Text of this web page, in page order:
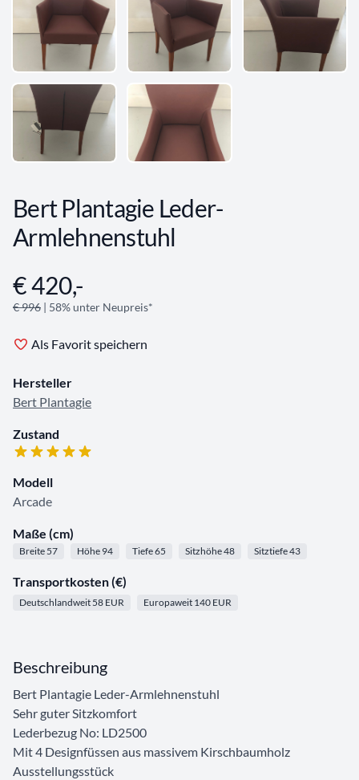
Bert Plantagie Leder-
Armlehnenstuhl
Angebotsinformationen
€ 420,-
€ 996 | 58% unter Neupreis*
Als Favorit speichern
Hersteller
Bert Plantagie
Zustand
Modell
Arcade
Maße (cm)
Breite 57 Höhe 94 Tiefe 65 Sitzhöhe 48 Sitztiefe 43
Transportkosten (€)
Deutschlandweit 58 EUR Europaweit 140 EUR
Beschreibung
Bert Plantagie Leder-Armlehnenstuhl
Sehr guter Sitzkomfort
Lederbezug No: LD2500
Mit 4 Designfüssen aus massivem Kirschbaumholz
Ausstellungsstück